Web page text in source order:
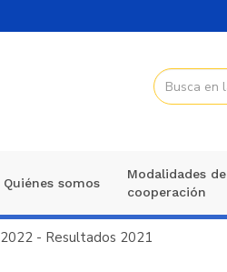
Quiénes somos
Modalidades de
cooperación
2022 - Resultados 2021